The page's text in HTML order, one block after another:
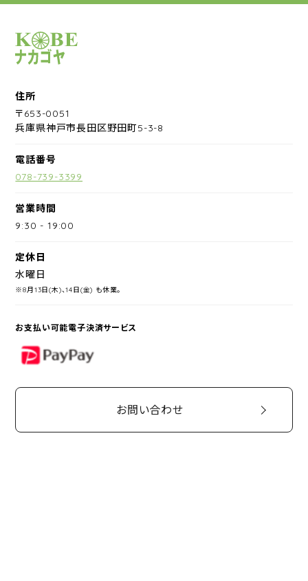
サイクルショップナカゴヤ
住所
〒653-0051
兵庫県神戸市長田区野田町5-3-8
電話番号
078-739-3399
営業時間
9:30 -19:00
定休日
水曜日
※8月13日(木)、14日(金) も休業。
お支払い可能電子決済サービス
PayPay
お問い合わせ